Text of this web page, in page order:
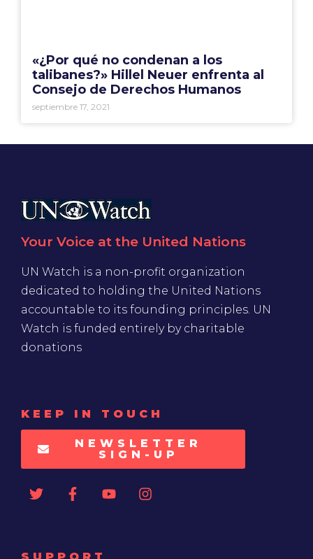
«¿Por qué no condenan a los
talibanes?» Hillel Neuer enfrenta al
Consejo de Derechos Humanos
septiembre 17, 2021
Your Voice at the United Nations
UN Watch is a non-profit organization
dedicated to holding the United Nations
accountable to its founding principles. UN
Watch is funded entirely by charitable
donations
KEEP IN TOUCH
NEWSLETTER
SIGN-UP